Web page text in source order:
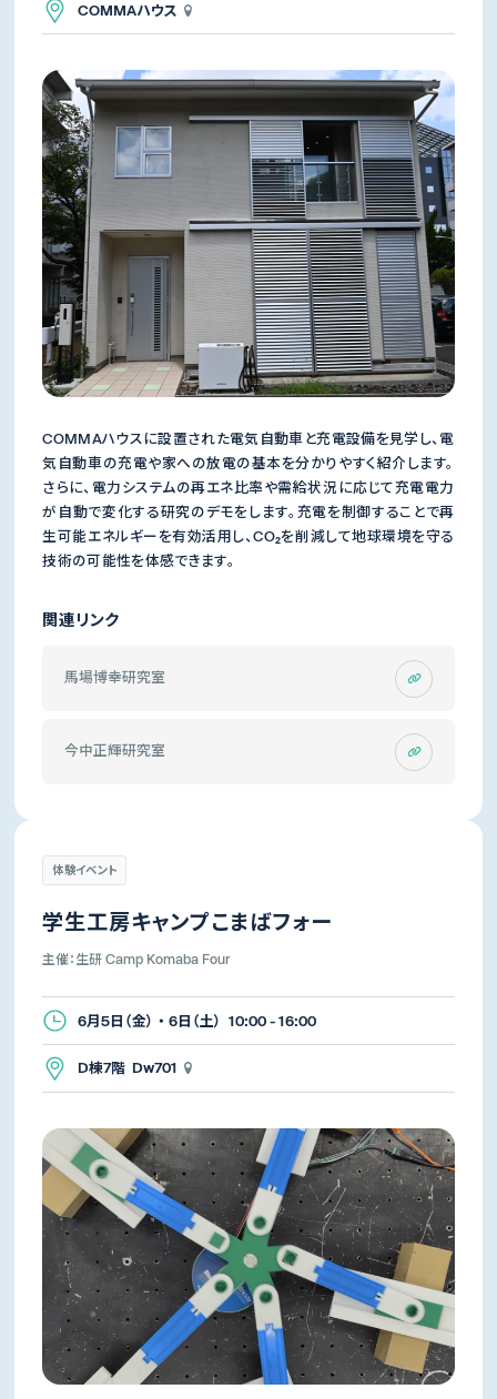
COMMAハウス
COMMAハウスに設置された電気自動車と充電設備を見学し、電
気自動車の充電や家への放電の基本を分かりやすく紹介します。
さらに、電力システムの再エネ比率や需給状況に応じて充電電力
が自動で変化する研究のデモをします。充電を制御することで再
生可能エネルギーを有効活用し、CO₂を削減して地球環境を守る
技術の可能性を体感できます。
関連リンク
馬場博幸研究室
今中正輝研究室
体験イベント
学生工房キャンプこまばフォー
主催：生研 Camp Komaba Four
6月5日（金） ・ 6日（土） 10:00 - 16:00
D棟7階 Dw701